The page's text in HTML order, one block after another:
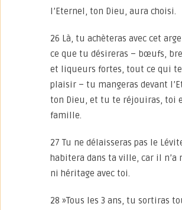
l’Eternel, ton Dieu, aura choisi.
26 Là, tu achèteras avec cet
ce que tu désireras – bœufs,
et liqueurs fortes, tout ce qui
plaisir – tu mangeras devant
ton Dieu, et tu te réjouiras, toi
famille.
27 Tu ne délaisseras pas le
habitera dans ta ville, car il n’a
ni héritage avec toi.
28 »Tous les 3 ans, tu sortiras